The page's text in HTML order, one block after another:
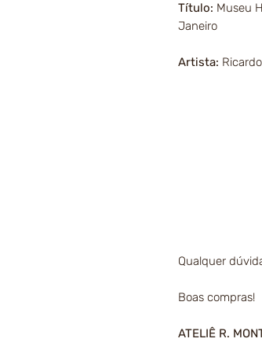
Título: Museu
Janeiro
Artista:
Qualquer
Boas compras!
ATELIÊ R.